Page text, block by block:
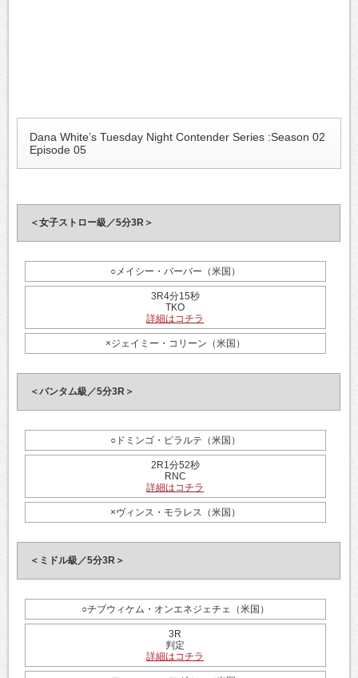
Dana White’s Tuesday Night Contender Series :Season 02
Episode 05
＜女子ストロー級／5分3R＞
○メイシー・バーバー（米国）
3R4分15秒
TKO
詳細はコチラ
×ジェイミー・コリーン（米国）
＜バンタム級／5分3R＞
○ドミンゴ・ピラルテ（米国）
2R1分52秒
RNC
詳細はコチラ
×ヴィンス・モラレス（米国）
＜ミドル級／5分3R＞
○チブウィケム・オンエネジェチェ（米国）
3R
判定
詳細はコチラ